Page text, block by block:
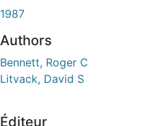
1987
Authors
Bennett, Roger C
Litvack, David S
Éditeur